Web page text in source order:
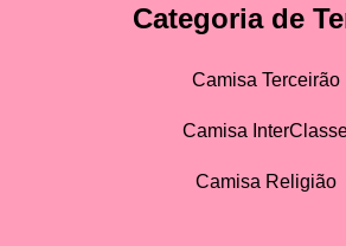
Categoria de
Camisa Terceirão
Camisa
Camisa Religião